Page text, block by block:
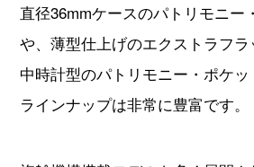
直径36mmケースのパトリモニー
や、薄型仕上げのエクストラフ
中時計型のパトリモニー・ポケッ
ラインナップは非常に豊富です。